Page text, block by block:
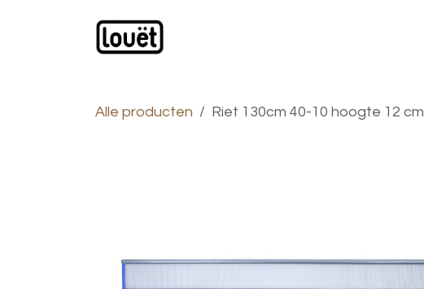
Alle producten Riet 130cm 40-10 hoogte 12 cm